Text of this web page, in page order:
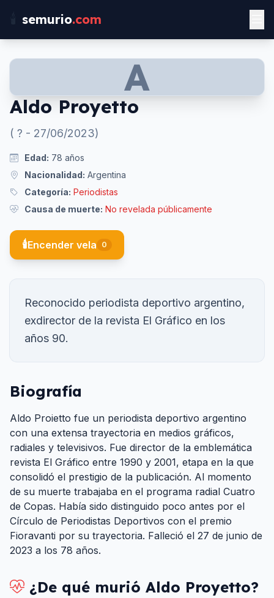
semurio.com
A
Aldo Proyetto
( ? - 27/06/2023)
Edad: 78 años
Nacionalidad: Argentina
Categoría: Periodistas
Causa de muerte: No revelada públicamente
🕯️Encender vela 0
Reconocido periodista deportivo argentino,
exdirector de la revista El Gráfico en los
años 90.
Biografía
Aldo Proietto fue un periodista deportivo argentino
con una extensa trayectoria en medios gráficos,
radiales y televisivos. Fue director de la emblemática
revista El Gráfico entre 1990 y 2001, etapa en la que
consolidó el prestigio de la publicación. Al momento
de su muerte trabajaba en el programa radial Cuatro
de Copas. Había sido distinguido poco antes por el
Círculo de Periodistas Deportivos con el premio
Fioravanti por su trayectoria. Falleció el 27 de junio de
2023 a los 78 años.
¿De qué murió Aldo Proyetto?